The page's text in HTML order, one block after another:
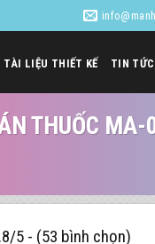
TÀI LIỆU THIẾT KẾ TIN
THUỐC MA-
5 - (53 bình chọn)